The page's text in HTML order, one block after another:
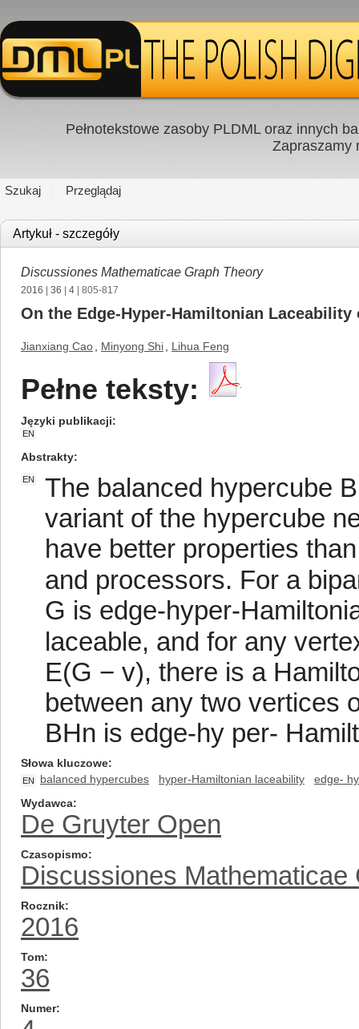
Pełnotekstowe zasoby PLDML oraz innych
Zapraszamy
Szukaj Przeglądaj
Artykuł - szczegóły
Discussiones Mathematicae Graph Theory
2016 36 4 | 805-817
On the Edge-Hyper-Hamiltonian Laceability
Jianxiang Cao Minyong Shi Lihua Feng
Pełne teksty:
Języki publikacji
EN
Abstrakty
EN
The balanced hypercube
variant of the hypercube
have better properties
and processors. For a
G is edge-hyper-
laceable, and for any
E(G − v), there is a
between any two vertices
BHn is edge-hy per-
Słowa kluczowe
EN balanced hypercubes hyper-Hamiltonian laceability
edge-
Wydawca
De Gruyter Open
Czasopismo
Discussiones Mathematicae
Rocznik
2016
Tom
36
Numer